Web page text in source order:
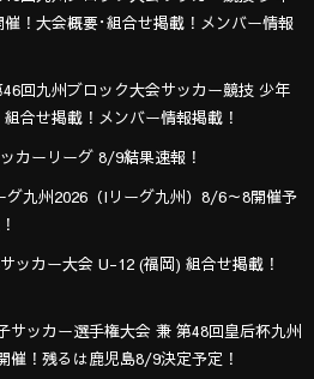
！大会概要･組合せ掲載！メンバー情報
回九州ブロック大会サッカー競技 少年
合せ掲載！メンバー情報掲載！
カーリーグ 8/9結果速報！
九州2026（Iリーグ九州）8/6～8開催予
ッカー大会 U-12 (福岡) 組合せ掲載！
サッカー選手権大会 兼 第48回皇后杯九州
！残るは鹿児島8/9決定予定！